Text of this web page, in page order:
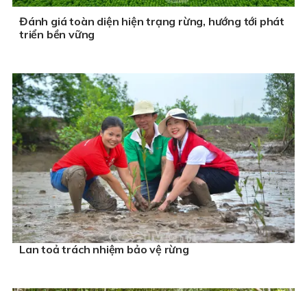
Đánh giá toàn diện hiện trạng rừng, hướng tới phát
triển bền vững
Lan toả trách nhiệm bảo vệ rừng